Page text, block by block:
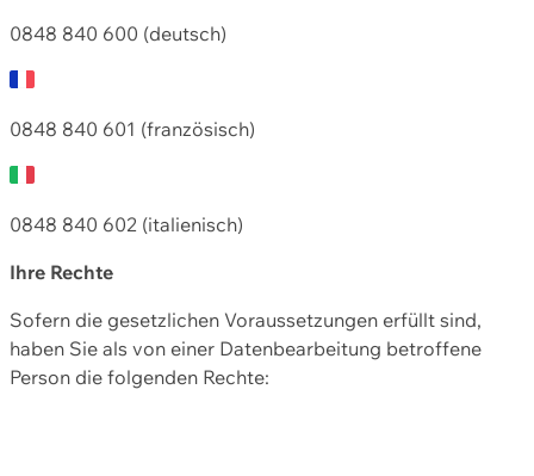
0848 840 600 (deutsch)
0848 840 601 (französisch)
0848 840 602 (italienisch)
Ihre Rechte
Sofern die gesetzlichen Voraussetzungen erfüllt sind,
haben Sie als von einer Datenbearbeitung betroffene
Person die folgenden Rechte: